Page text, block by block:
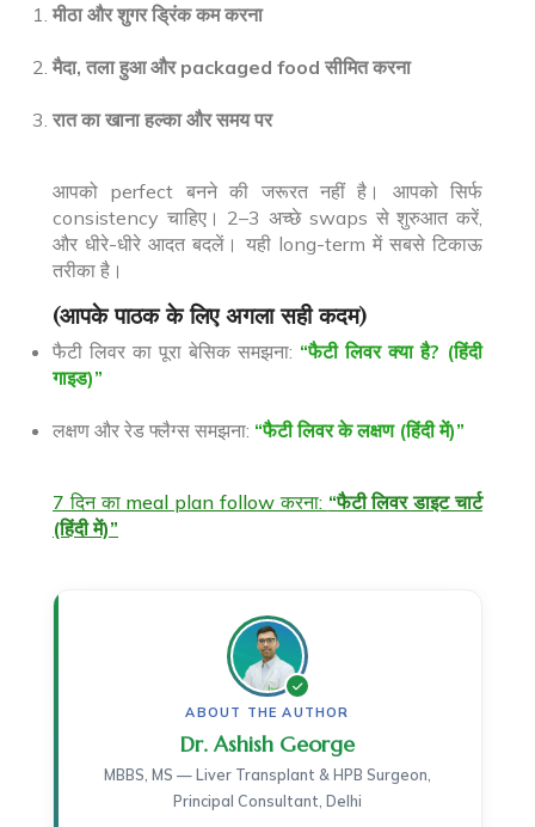
मीठा और शुगर ड्रिंक कम करना
मैदा, तला हुआ और packaged food सीमित करना
रात का खाना हल्का और समय पर
आपको perfect बनने की जरूरत नहीं है। आपको सिर्फ
consistency चाहिए। 2–3 अच्छे swaps से शुरुआत करें,
और धीरे-धीरे आदत बदलें। यही long-term में सबसे टिकाऊ
तरीका है।
(आपके पाठक के लिए अगला सही कदम)
फैटी लिवर का पूरा बेसिक समझना: “फैटी लिवर क्या है? (हिंदी
गाइड)”
लक्षण और रेड फ्लैग्स समझना: “फैटी लिवर के लक्षण (हिंदी में)”
7 दिन का meal plan follow करना: “फैटी लिवर डाइट चार्ट
(हिंदी में)”
ABOUT THE AUTHOR
Dr. Ashish George
MBBS, MS — Liver Transplant & HPB Surgeon,
Principal Consultant, Delhi